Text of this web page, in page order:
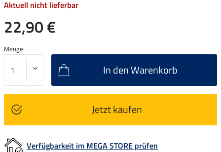
Aktuell nicht lieferbar
22,90 €
Menge:
In den Warenkorb
Jetzt kaufen
Verfügbarkeit im MEGA STORE prüfen